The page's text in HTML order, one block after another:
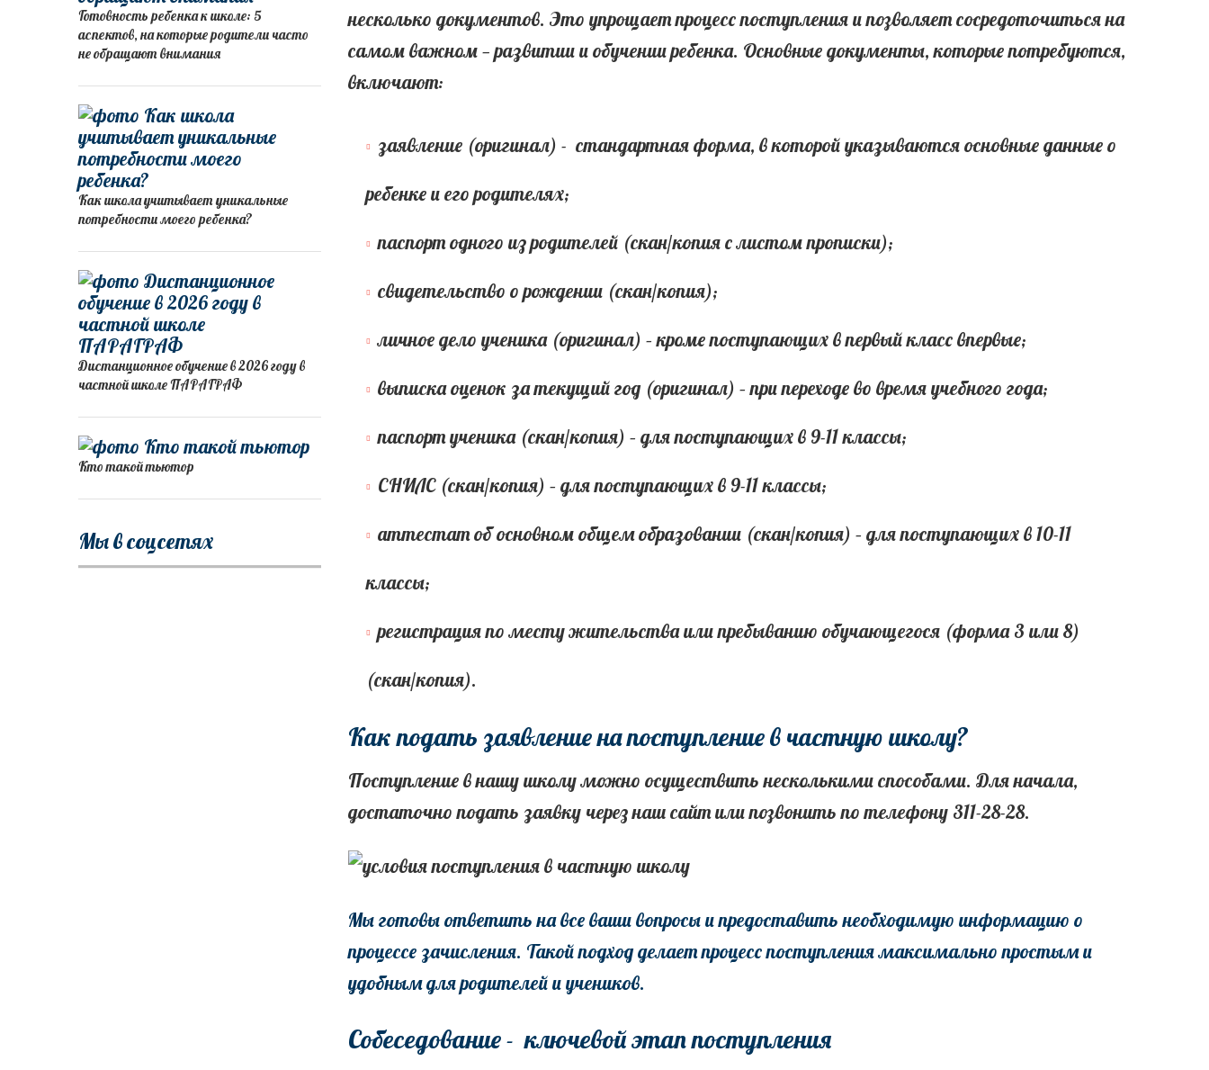
Готовность ребенка к школе: 5
аспектов, на которые родители часто
не обращают внимания
Как школа учитывает уникальные
потребности моего ребенка?
Дистанционное обучение в 2026 году в
частной школе ПАРАГРАФ
Кто такой тьютор
Мы в соцсетях
несколько документов. Это упрощает процесс поступления и позволяет сосредоточиться на
самом важном — развитии и обучении ребенка. Основные документы, которые потребуются,
включают:
заявление (оригинал) - стандартная форма, в которой указываются основные данные о
ребенке и его родителях;
паспорт одного из родителей (скан/копия с листом прописки);
свидетельство о рождении (скан/копия);
личное дело ученика (оригинал) – кроме поступающих в первый класс впервые;
выписка оценок за текущий год (оригинал) – при переходе во время учебного года;
паспорт ученика (скан/копия) – для поступающих в 9-11 классы;
СНИЛС (скан/копия) – для поступающих в 9-11 классы;
аттестат об основном общем образовании (скан/копия) – для поступающих в 10-11
классы;
регистрация по месту жительства или пребыванию обучающегося (форма 3 или 8)
(скан/копия).
Как подать заявление на поступление в частную школу?
Поступление в нашу школу можно осуществить несколькими способами. Для начала,
достаточно подать заявку через наш сайт или позвонить по телефону 311-28-28.
Мы готовы ответить на все ваши вопросы и предоставить необходимую информацию о
процессе зачисления. Такой подход делает процесс поступления максимально простым и
удобным для родителей и учеников.
Собеседование - ключевой этап поступления